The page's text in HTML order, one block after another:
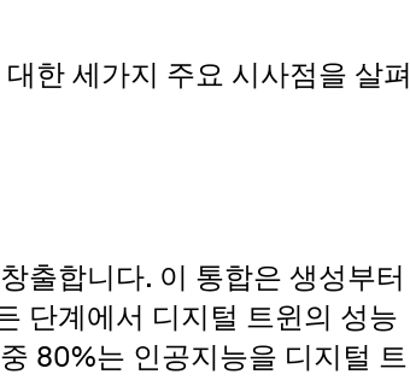
한 세가지 주요 시사점을 살펴
출합니다. 이 통합은 생성부터
단계에서 디지털 트윈의 성능
80%는 인공지능을 디지털 트